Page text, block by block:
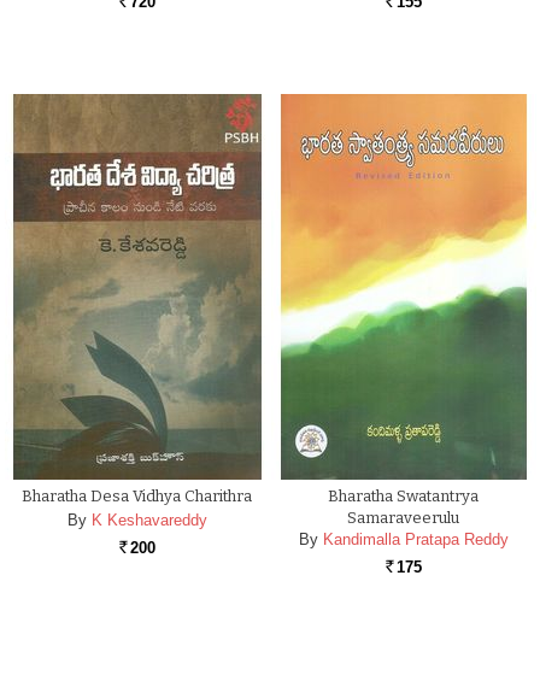
Rs. Rs.
Bharatha Desa Vidhya Charithra
By K Keshavareddy
Rs. 200
Bharatha Swatantrya
Samaraveerulu
By Kandimalla Pratapa Reddy
Rs. 175